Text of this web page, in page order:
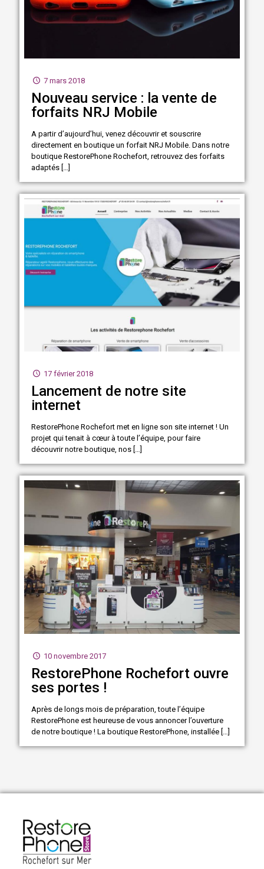
7 mars 2018
Nouveau service : la vente de
forfaits NRJ Mobile
A partir d’aujourd’hui, venez découvrir et souscrire
directement en boutique un forfait NRJ Mobile. Dans notre
boutique RestorePhone Rochefort, retrouvez des forfaits
adaptés […]
17 février 2018
Lancement de notre site
internet
RestorePhone Rochefort met en ligne son site internet ! Un
projet qui tenait à cœur à toute l’équipe, pour faire
découvrir notre boutique, nos […]
10 novembre 2017
RestorePhone Rochefort ouvre
ses portes !
Après de longs mois de préparation, toute l’équipe
RestorePhone est heureuse de vous annoncer l’ouverture
de notre boutique ! La boutique RestorePhone, installée […]